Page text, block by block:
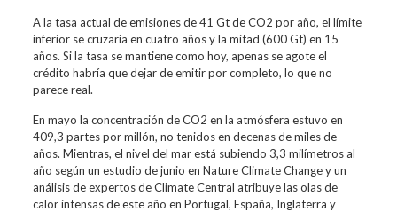
A la tasa actual de emisiones de 41 Gt de CO2 por año, el límite
inferior se cruzaría en cuatro años y la mitad (600 Gt) en 15
años. Si la tasa se mantiene como hoy, apenas se agote el
crédito habría que dejar de emitir por completo, lo que no
parece real.
En mayo la concentración de CO2 en la atmósfera estuvo en
409,3 partes por millón, no tenidos en decenas de miles de
años. Mientras, el nivel del mar está subiendo 3,3 milímetros al
año según un estudio de junio en Nature Climate Change y un
análisis de expertos de Climate Central atribuye las olas de
calor intensas de este año en Portugal, España, Inglaterra y